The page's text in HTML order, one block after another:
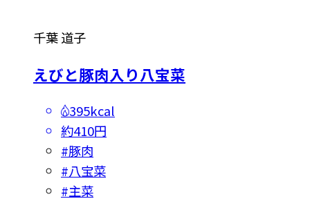
千葉 道子
えびと豚肉入り八宝菜
395kcal
約410円
#豚肉
#八宝菜
#主菜